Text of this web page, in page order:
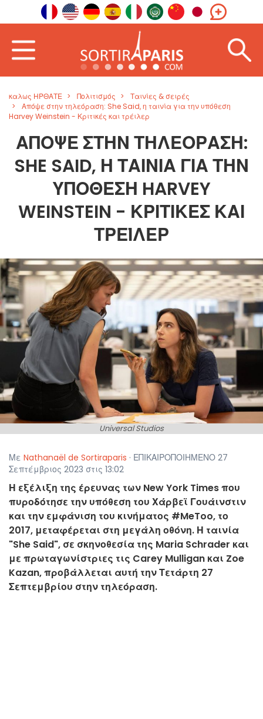
καλως ΗΡΘΑΤΕ Πολιτισμός
Ταινίες & σειρές
Απόψε στην τηλεόραση: She Said, η ταινία για την υπόθεση
Harvey Weinstein - Κριτικές και τρέιλερ
ΑΠΌΨΕ ΣΤΗΝ ΤΗΛΕΌΡΑΣΗ:
SHE SAID, Η ΤΑΙΝΊΑ ΓΙΑ ΤΗΝ
ΥΠΌΘΕΣΗ HARVEY
WEINSTEIN - ΚΡΙΤΙΚΈΣ ΚΑΙ
ΤΡΈΙΛΕΡ
Universal Studios
Με Nathanaël de Sortiraparis · ΕΠΙΚΑΙΡΟΠΟΙΗΜΕΝΟ 27
Σεπτέμβριος 2023 στις 13:02
Η εξέλιξη της έρευνας των New York Times που
πυροδότησε την υπόθεση του Χάρβεϊ Γουάινστιν
και την εμφάνιση του κινήματος #MeToo, το
2017, μεταφέρεται στη μεγάλη οθόνη. Η ταινία
"She Said", σε σκηνοθεσία της Maria Schrader και
με πρωταγωνίστριες τις Carey Mulligan και Zoe
Kazan, προβάλλεται αυτή την Τετάρτη 27
Σεπτεμβρίου στην τηλεόραση.